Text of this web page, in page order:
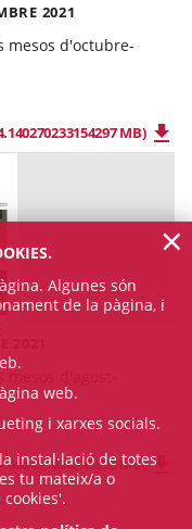
2021
mesos d'octubre-
MB)
d'agost-
MB)
Algunes són
de la pàgina, i
web.
i xarxes socials.
instal·lació de totes
tu mateix/a o
×